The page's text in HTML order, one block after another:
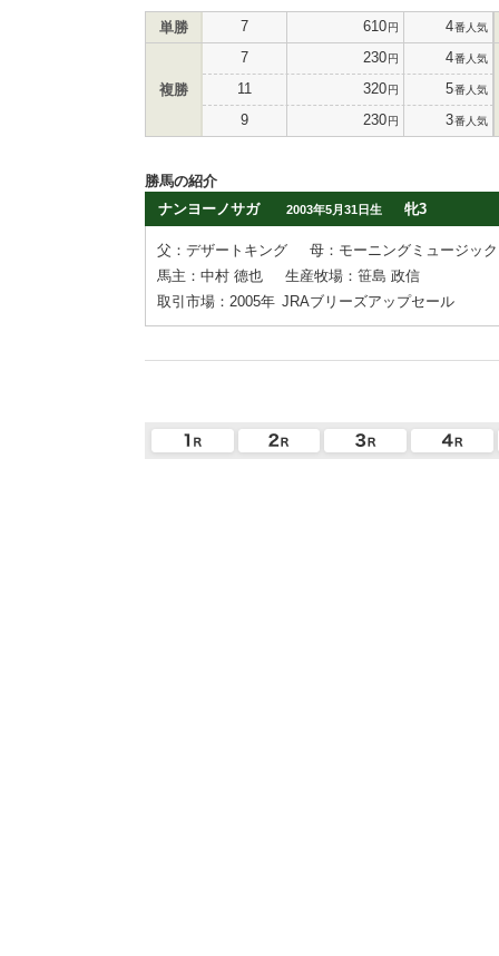
単勝 7 610円 4番人気
複勝
7 230円 4番人気
11 320円 5番人気
9 230円 3番人気
勝馬の紹介
ナンヨーノサガ
2003年5月31日生 牝3
父：デザートキング
母：モーニングミュージック
馬主：中村 德也
生産牧場：笹島 政信
取引市場：2005年 JRAブリーズアップセール